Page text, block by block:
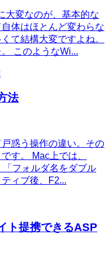
大変なのが、基本的な
体はほとんど変わらな
て結構大変ですよね。
このようなWi...
法
惑う操作の違い。その
す。 Mac上では、
フォルダ名をダブル
ィブ後、F2...
ト提携できるASP